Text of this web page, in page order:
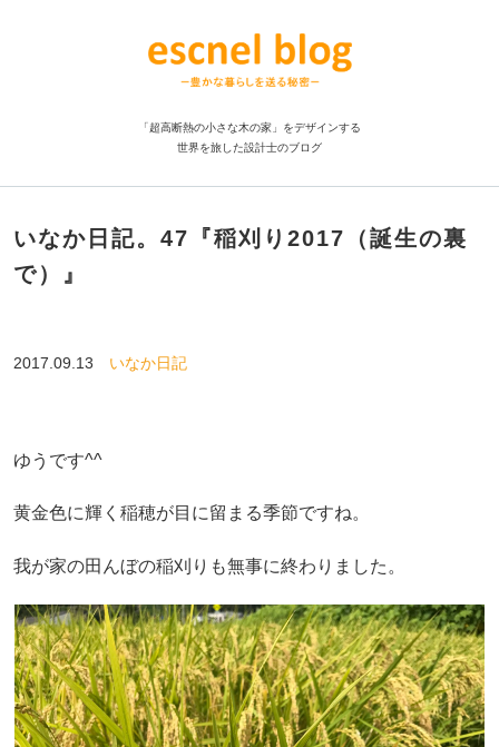
「超高断熱の小さな木の家」をデザインする
世界を旅した設計士のブログ
いなか日記。47『稲刈り2017（誕生の裏
で）』
2017.09.13 いなか日記
ゆうです^^
黄金色に輝く稲穂が目に留まる季節ですね。
我が家の田んぼの稲刈りも無事に終わりました。